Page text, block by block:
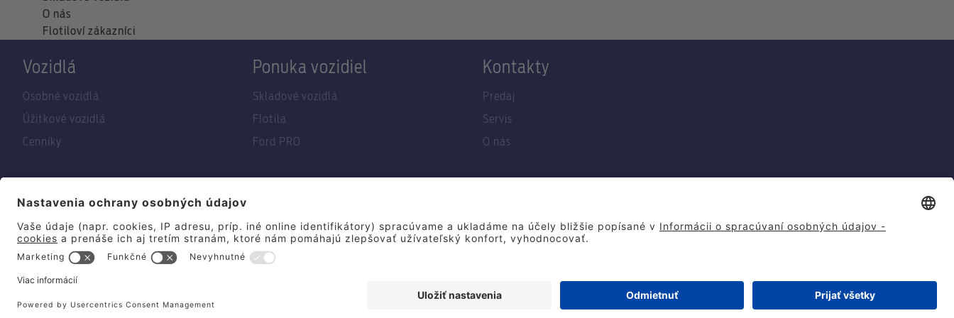
O nás
Flotiloví zákazníci
Vozidlá
Osobné vozidlá
Úžitkové vozidlá
Cenníky
Ponuka vozidiel
Skladové vozidlá
Flotila
Ford PRO
Kontakty
Predaj
Servis
O nás
© 2026 Summit Motors Slovakia Mapa lokality Dostupnosť
Spoločnosť Ford pri tvorbe filmov a obrázkov zobrazených na tejto webovej stránke využíva kombináciu tradičnej fotografie cez objektív, počítačom generovaných snímok (CGI) z digitálnych modelov vozidiel a generatívnej
umelej inteligencie (gen-AI).